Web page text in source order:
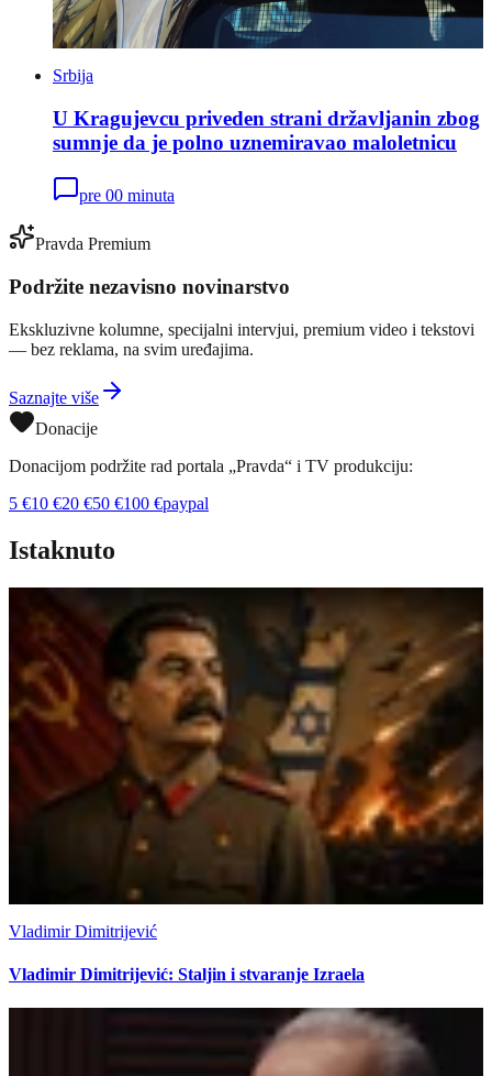
Srbija
U Kragujevcu priveden strani državljanin zbog
sumnje da je polno uznemiravao maloletnicu
pre 00 minuta
Pravda Premium
Podržite nezavisno novinarstvo
Ekskluzivne kolumne, specijalni intervjui, premium video i tekstovi
— bez reklama, na svim uređajima.
Saznajte više
Donacije
Donacijom podržite rad portala „Pravda“ i TV produkciju:
5 €10 €20 €50 €100 €paypal
Istaknuto
Vladimir Dimitrijević
Vladimir Dimitrijević: Staljin i stvaranje Izraela